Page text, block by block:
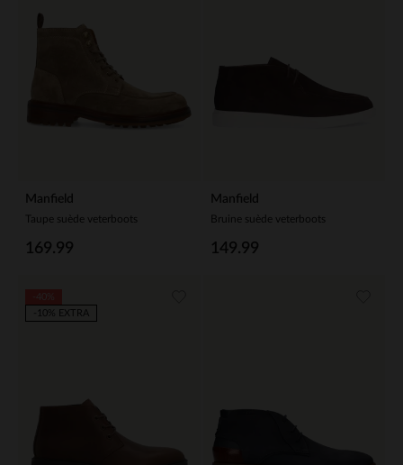
Manfield
Taupe suède veterboots
169.99
Manfield
Bruine suède veterboots
149.99
-10% EXTRA